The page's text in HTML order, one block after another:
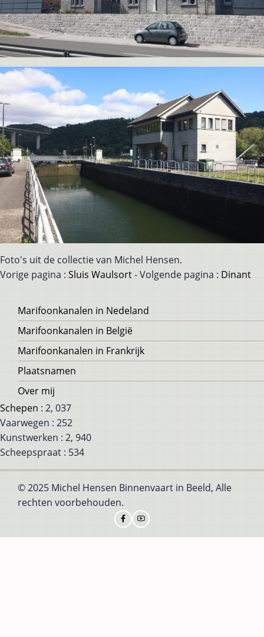
Foto's uit de collectie van Michel Hensen.
Vorige pagina : Sluis Waulsort- Volgende pagina : Dinant
Voet
Marifoonkanalen in Nedeland
Marifoonkanalen in België
Marifoonkanalen in Frankrijk
Plaatsnamen
Over mij
Schepen : 2, 037
Vaarwegen : 252
Kunstwerken : 2, 940
Scheepspraat : 534
© 2025 Michel Hensen Binnenvaart in Beeld, Alle
rechten voorbehouden.